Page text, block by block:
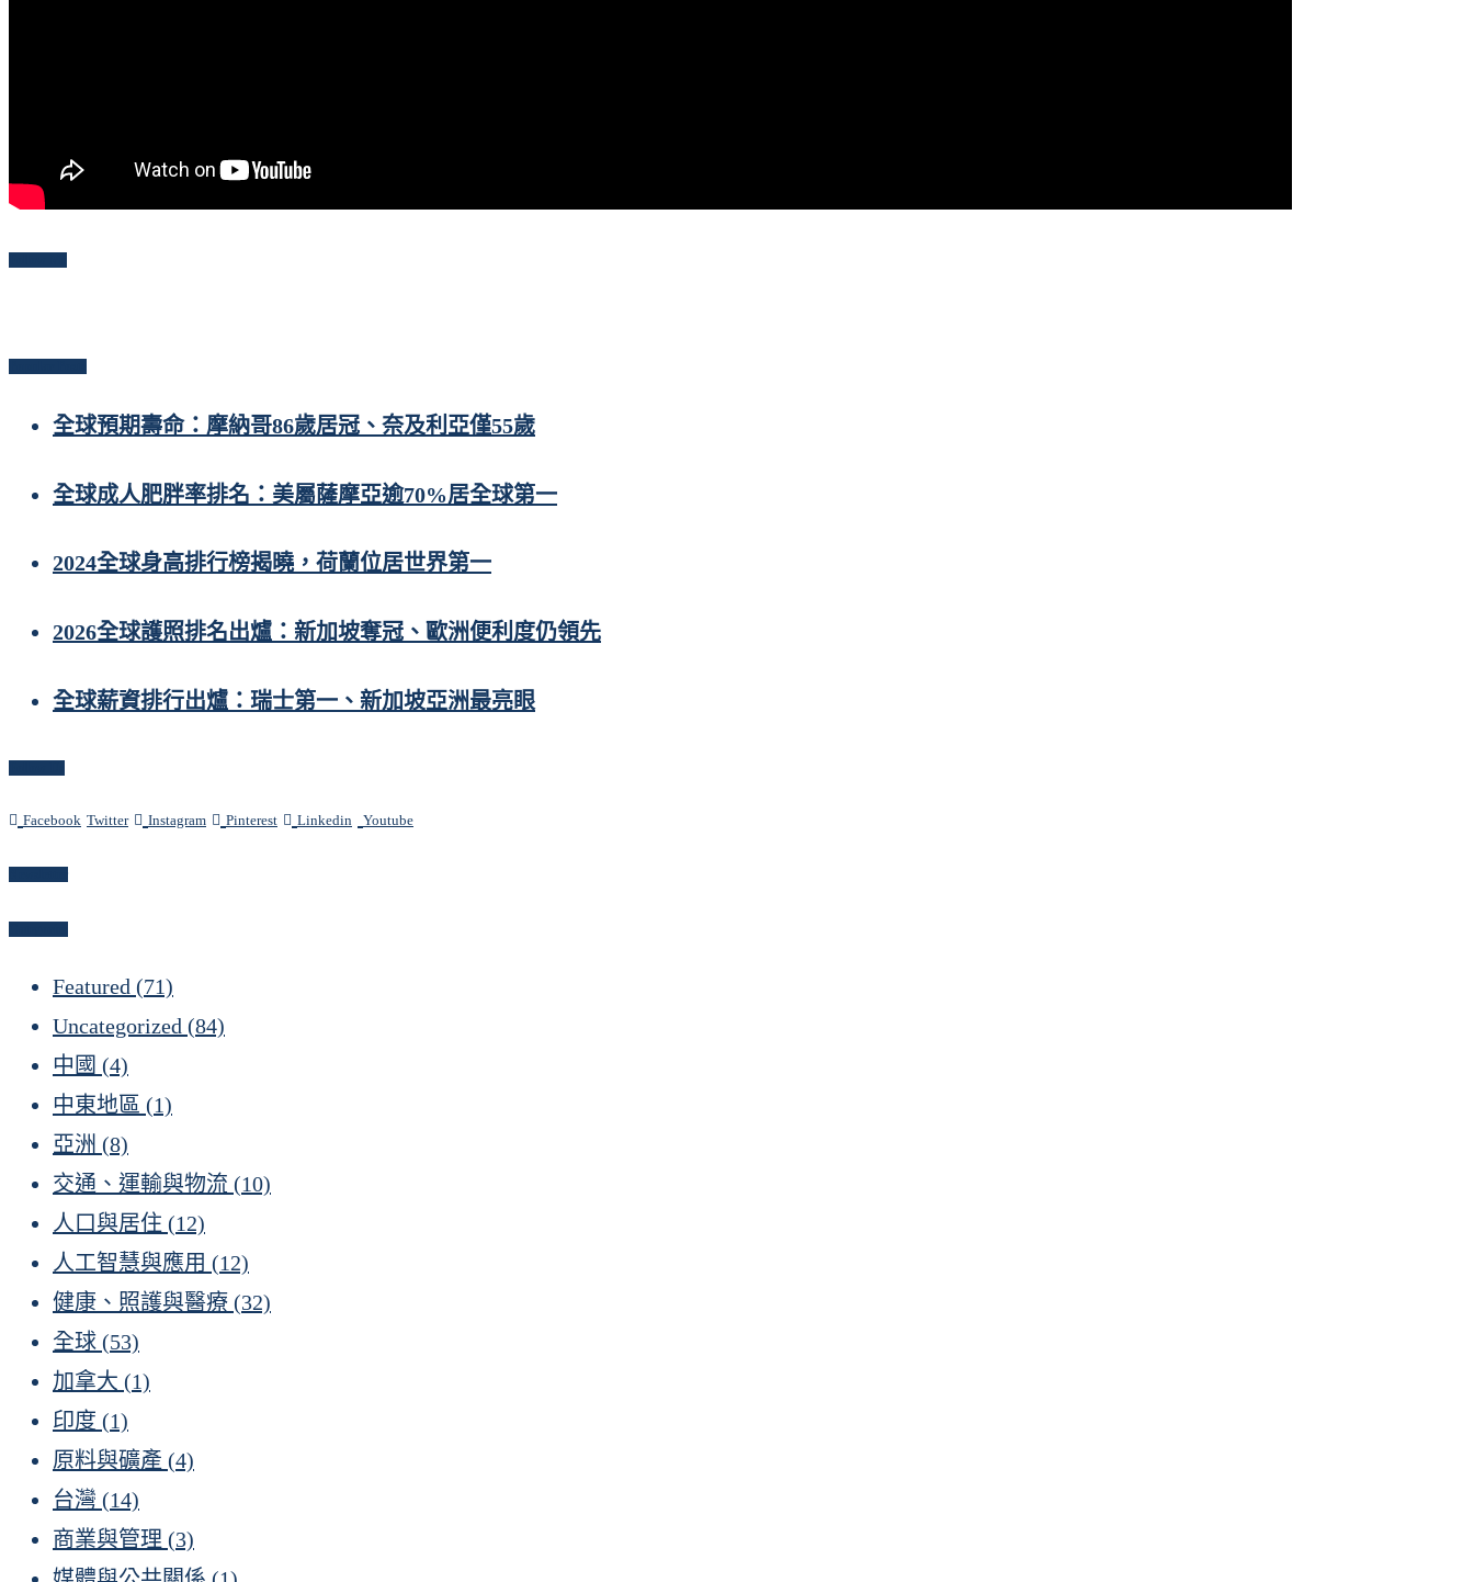
全球預期壽命：摩納哥86歲居冠、奈及利亞僅55歲
全球成人肥胖率排名：美屬薩摩亞逾70%居全球第一
2024全球身高排行榜揭曉，荷蘭位居世界第一
2026全球護照排名出爐：新加坡奪冠、歐洲便利度仍領先
全球薪資排行出爐：瑞士第一、新加坡亞洲最亮眼
Facebook Twitter Instagram Pinterest Linkedin Youtube
Featured (71)
Uncategorized (84)
中國 (4)
中東地區 (1)
亞洲 (8)
交通、運輸與物流 (10)
人口與居住 (12)
人工智慧與應用 (12)
健康、照護與醫療 (32)
全球 (53)
加拿大 (1)
印度 (1)
原料與礦產 (4)
台灣 (14)
商業與管理 (3)